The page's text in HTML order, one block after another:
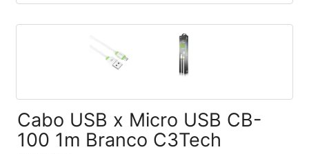
Cabo USB x Micro USB CB-
100 1m Branco C3Tech